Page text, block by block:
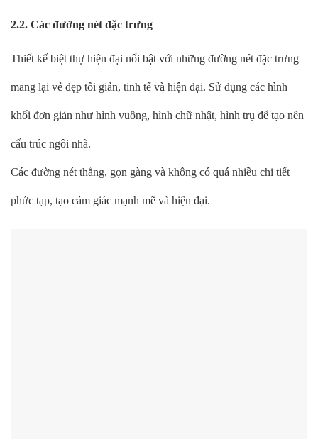
2.2. Các đường nét đặc trưng
Thiết kế biệt thự hiện đại nổi bật với những đường nét đặc trưng
mang lại vẻ đẹp tối giản, tinh tế và hiện đại. Sử dụng các hình
khối đơn giản như hình vuông, hình chữ nhật, hình trụ để tạo nên
cấu trúc ngôi nhà.
Các đường nét thẳng, gọn gàng và không có quá nhiều chi tiết
phức tạp, tạo cảm giác mạnh mẽ và hiện đại.